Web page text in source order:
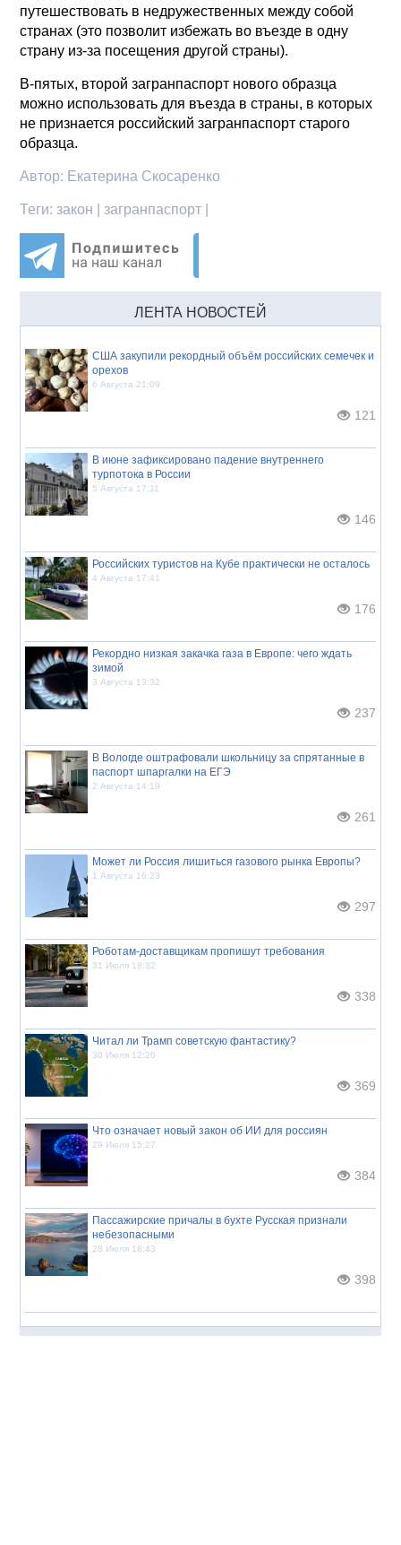
путешествовать в недружественных между собой
странах (это позволит избежать во въезде в одну
страну из-за посещения другой страны).
В-пятых, второй загранпаспорт нового образца
можно использовать для въезда в страны, в которых
не признается российский загранпаспорт старого
образца.
Автор: Екатерина Скосаренко
Теги:закон | загранпаспорт |
ЛЕНТА НОВОСТЕЙ
США закупили рекордный объём российских семечек и
орехов
6 Августа 21:09
121
В июне зафиксировано падение внутреннего
турпотока в России
5 Августа 17:11
146
Российских туристов на Кубе практически не осталось
4 Августа 17:41
176
Рекордно низкая закачка газа в Европе: чего ждать
зимой
3 Августа 13:32
237
В Вологде оштрафовали школьницу за спрятанные в
паспорт шпаргалки на ЕГЭ
2 Августа 14:19
261
Может ли Россия лишиться газового рынка Европы?
1 Августа 16:23
297
Роботам-доставщикам пропишут требования
31 Июля 18:32
338
Читал ли Трамп советскую фантастику?
30 Июля 12:20
369
Что означает новый закон об ИИ для россиян
29 Июля 15:27
384
Пассажирские причалы в бухте Русская признали
небезопасными
28 Июля 18:43
398